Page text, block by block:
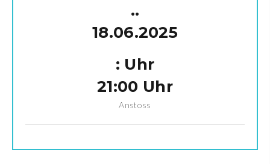
..
18.06.2025
: Uhr
21:00 Uhr
Anstoss